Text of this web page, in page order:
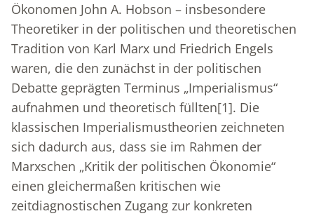
Ökonomen John A. Hobson – insbesondere
Theoretiker in der politischen und theoretischen
Tradition von Karl Marx und Friedrich Engels
waren, die den zunächst in der politischen
Debatte geprägten Terminus „Imperialismus“
aufnahmen und theoretisch füllten[1]. Die
klassischen Imperialismustheorien zeichneten
sich dadurch aus, dass sie im Rahmen der
Marxschen „Kritik der politischen Ökonomie“
einen gleichermaßen kritischen wie
zeitdiagnostischen Zugang zur konkreten